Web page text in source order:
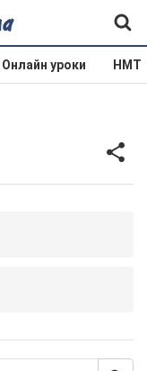
Онлайн уроки НМТ